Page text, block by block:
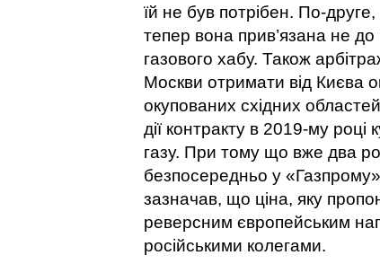
їй не був потрібен. По-
тепер вона прив’язана не до
газового хабу. Також
Москви отримати від Києва
окупованих східних
дії контракту в 2019-му році
газу. При тому що вже два
безпосередньо у
зазначав, що ціна, яку
реверсним європейським
російськими колегами.